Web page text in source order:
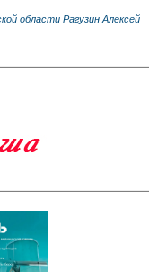
области Рагузин Алексей